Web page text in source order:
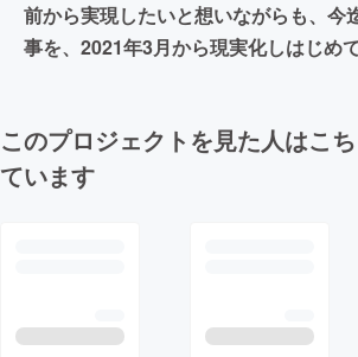
前から実現したいと想いながらも、今
事を、2021年3月から現実化しはじめて
このプロジェクトを見た人はこ
ています